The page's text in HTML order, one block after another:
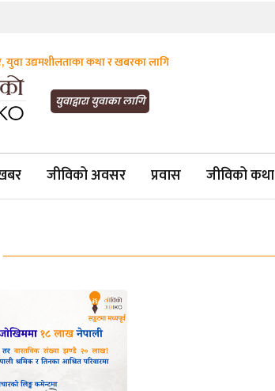
युवाद्वारा युवाका लागि
उद्यमशीलताका कथा र खबरका लागि
जीविको अवसर प्रवास जीविको कथा